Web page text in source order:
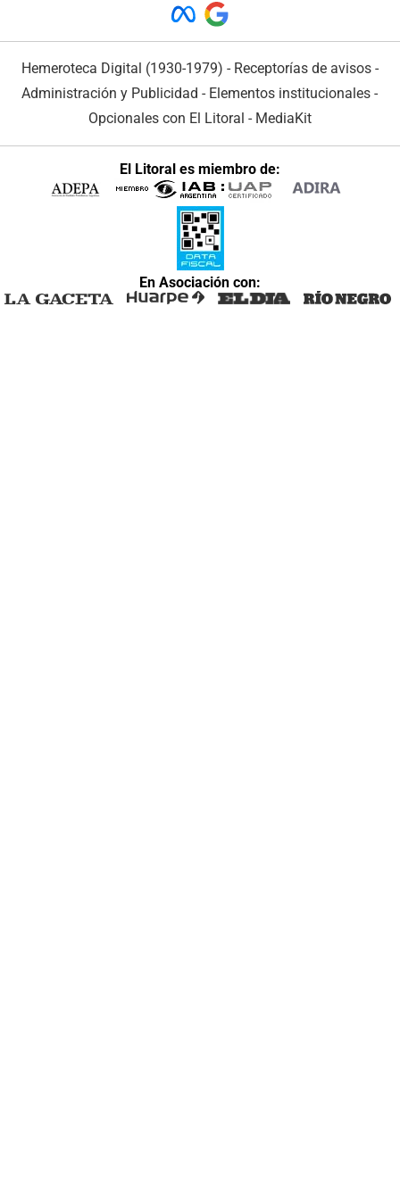
Hemeroteca Digital (1930-1979) - Receptorías de avisos -
Administración y Publicidad - Elementos institucionales -
Opcionales con El Litoral - MediaKit
El Litoral es miembro de:
En Asociación con: